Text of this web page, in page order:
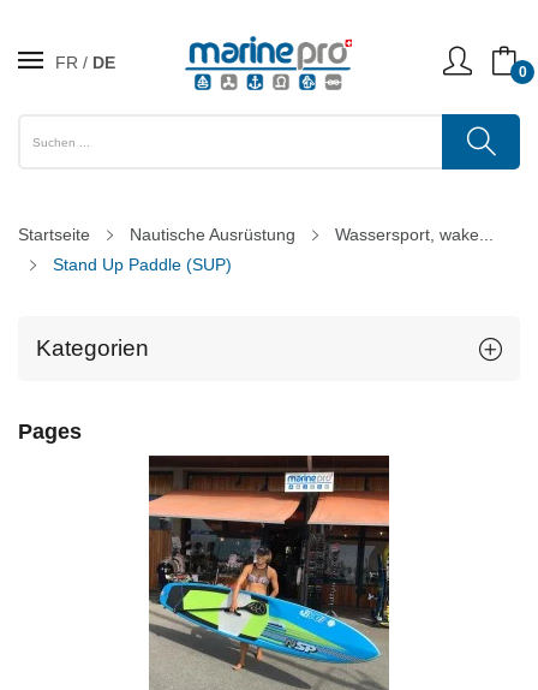
FR DE 0
Startseite Nautische Ausrüstung
Wassersport, wake...
Stand Up Paddle (SUP)
Kategorien
Pages